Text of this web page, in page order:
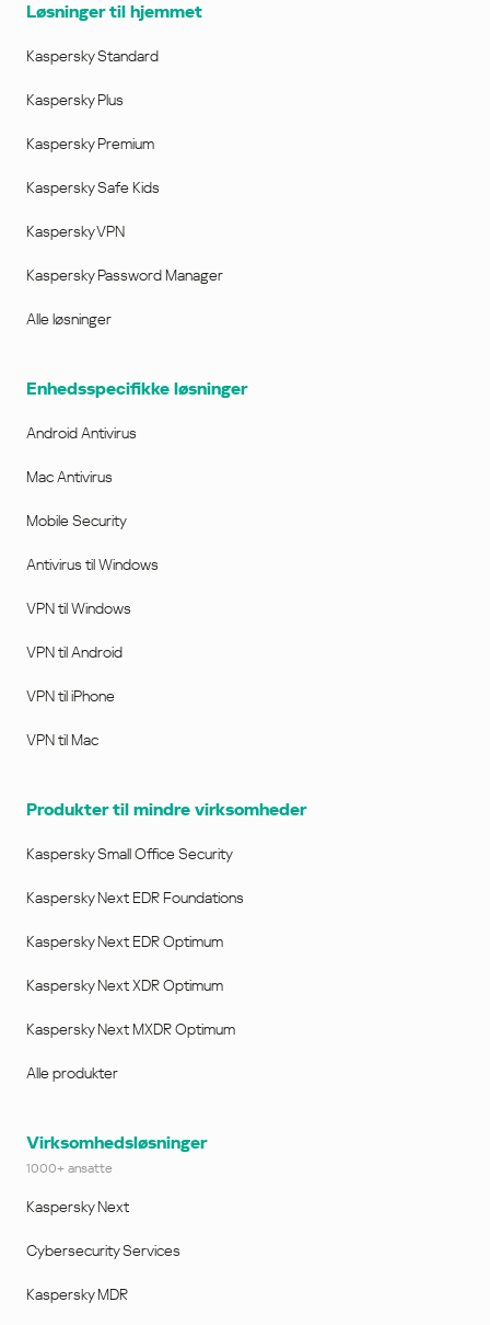
Løsninger til hjemmet
Kaspersky Standard
Kaspersky Plus
Kaspersky Premium
Kaspersky Safe Kids
Kaspersky VPN
Kaspersky Password Manager
Alle løsninger
Enhedsspecifikke løsninger
Android Antivirus
Mac Antivirus
Mobile Security
Antivirus til Windows
VPN til Windows
VPN til Android
VPN til iPhone
VPN til Mac
Produkter til mindre virksomheder
Kaspersky Small Office Security
Kaspersky Next EDR Foundations
Kaspersky Next EDR Optimum
Kaspersky Next XDR Optimum
Kaspersky Next MXDR Optimum
Alle produkter
Virksomhedsløsninger
1000+ ansatte
Kaspersky Next
Cybersecurity Services
Kaspersky MDR